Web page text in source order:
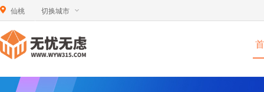
仙桃 切换城市